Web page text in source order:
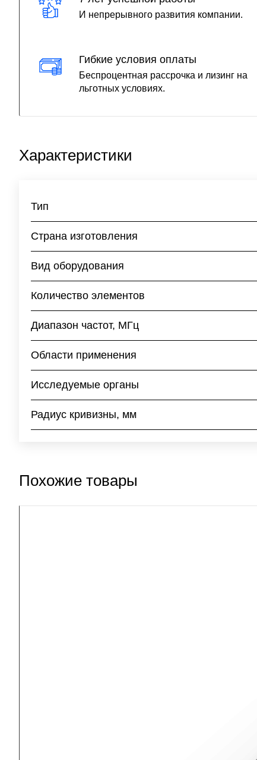
И непрерывного развития компании.
Гибкие условия оплаты
Беспроцентная рассрочка и лизинг на
льготных условиях.
Характеристики
Тип
Страна изготовления
Вид оборудования
Количество элементов
Диапазон частот, МГц
Области применения
Исследуемые органы
Радиус кривизны, мм
Похожие товары